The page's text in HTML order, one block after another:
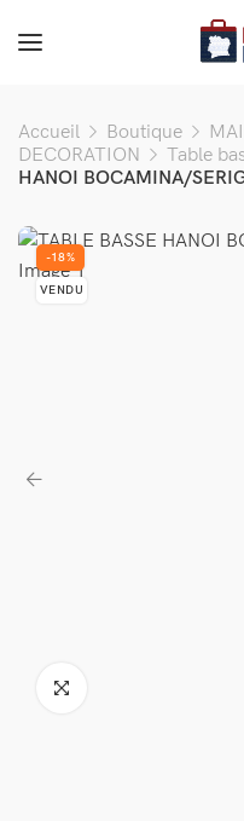
Accueil Boutique
DECORATION
Table
HANOI BOCAMINA/
-18%
VENDU